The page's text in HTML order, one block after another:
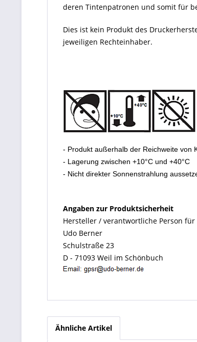
deren Tintenpatronen und somit für
Dies ist kein Produkt des
jeweiligen Rechteinhaber.
- Produkt außerhalb der Reichweite von
- Lagerung zwischen +10°C und +40°C
- Nicht direkter Sonnenstrahlung
Angaben zur Produktsicherheit
Hersteller / verantwortliche Person für
Udo Berner
Schulstraße 23
D - 71093 Weil im Schönbuch
Ähnliche Artikel